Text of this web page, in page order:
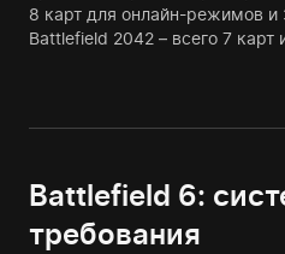
8 карт для онлайн-режимов и
Battlefield 2042 – всего 7 карт
Battlefield 6:
требования